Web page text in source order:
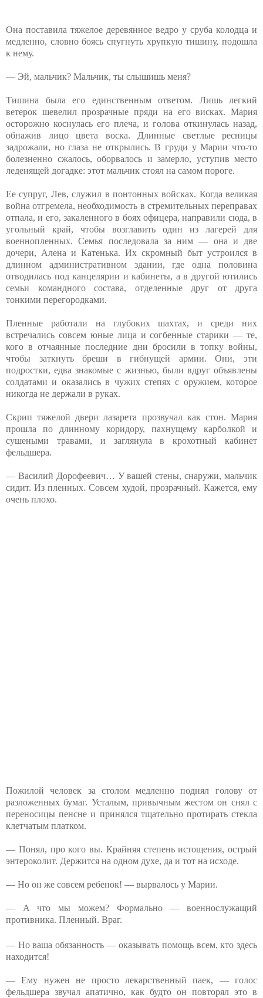
Она поставила тяжелое деревянное ведро у сруба колодца и
медленно, словно боясь спугнуть хрупкую тишину, подошла
к нему.
— Эй, мальчик? Мальчик, ты слышишь меня?
Тишина была его единственным ответом. Лишь легкий
ветерок шевелил прозрачные пряди на его висках. Мария
осторожно коснулась его плеча, и голова откинулась назад,
обнажив лицо цвета воска. Длинные светлые ресницы
задрожали, но глаза не открылись. В груди у Марии что-то
болезненно сжалось, оборвалось и замерло, уступив место
леденящей догадке: этот мальчик стоял на самом пороге.
Ее супруг, Лев, служил в понтонных войсках. Когда великая
война отгремела, необходимость в стремительных переправах
отпала, и его, закаленного в боях офицера, направили сюда, в
угольный край, чтобы возглавить один из лагерей для
военнопленных. Семья последовала за ним — она и две
дочери, Алена и Катенька. Их скромный быт устроился в
длинном административном здании, где одна половина
отводилась под канцелярии и кабинеты, а в другой ютились
семьи командного состава, отделенные друг от друга
тонкими перегородками.
Пленные работали на глубоких шахтах, и среди них
встречались совсем юные лица и согбенные старики — те,
кого в отчаянные последние дни бросили в топку войны,
чтобы заткнуть бреши в гибнущей армии. Они, эти
подростки, едва знакомые с жизнью, были вдруг объявлены
солдатами и оказались в чужих степях с оружием, которое
никогда не держали в руках.
Скрип тяжелой двери лазарета прозвучал как стон. Мария
прошла по длинному коридору, пахнущему карболкой и
сушеными травами, и заглянула в крохотный кабинет
фельдшера.
— Василий Дорофеевич… У вашей стены, снаружи, мальчик
сидит. Из пленных. Совсем худой, прозрачный. Кажется, ему
очень плохо.
Пожилой человек за столом медленно поднял голову от
разложенных бумаг. Усталым, привычным жестом он снял с
переносицы пенсне и принялся тщательно протирать стекла
клетчатым платком.
— Понял, про кого вы. Крайняя степень истощения, острый
энтероколит. Держится на одном духе, да и тот на исходе.
— Но он же совсем ребенок! — вырвалось у Марии.
— А что мы можем? Формально — военнослужащий
противника. Пленный. Враг.
— Но ваша обязанность — оказывать помощь всем, кто здесь
находится!
— Ему нужен не просто лекарственный паек, — голос
фельдшера звучал апатично, как будто он повторял это в